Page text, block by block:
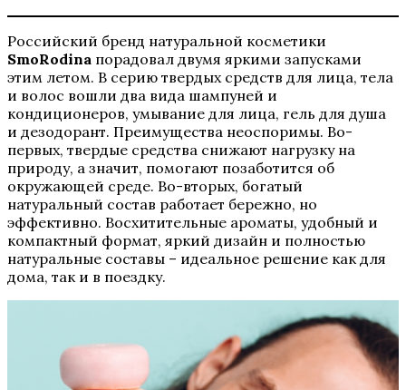
Российский бренд натуральной косметики
SmoRodina порадовал двумя яркими запусками
этим летом. В серию твердых средств для лица, тела
и волос вошли два вида шампуней и
кондиционеров, умывание для лица, гель для душа
и дезодорант. Преимущества неоспоримы. Во-
первых, твердые средства снижают нагрузку на
природу, а значит, помогают позаботится об
окружающей среде. Во-вторых, богатый
натуральный состав работает бережно, но
эффективно. Восхитительные ароматы, удобный и
компактный формат, яркий дизайн и полностью
натуральные составы – идеальное решение как для
дома, так и в поездку.